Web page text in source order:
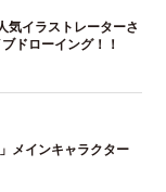
気イラストレーターさ
ドローイング！！
メインキャラクター